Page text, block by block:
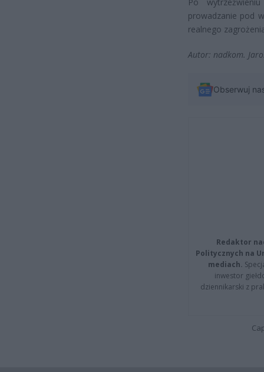
prowadzanie pod
realnego
Autor: nadkom.
Obserwuj
Redaktor
Politycznych na
mediach.
inwestor
dziennikarski z